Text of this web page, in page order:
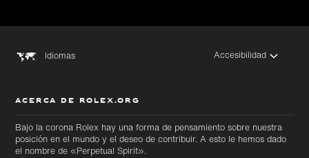
Idiomas Accesibilidad
ACERCA DE ROLEX.ORG
Bajo la corona Rolex hay una forma de pensamiento sobre nuestra
posición en el mundo y el deseo de contribuir. A esto le hemos dado
el nombre de «Perpetual Spirit».